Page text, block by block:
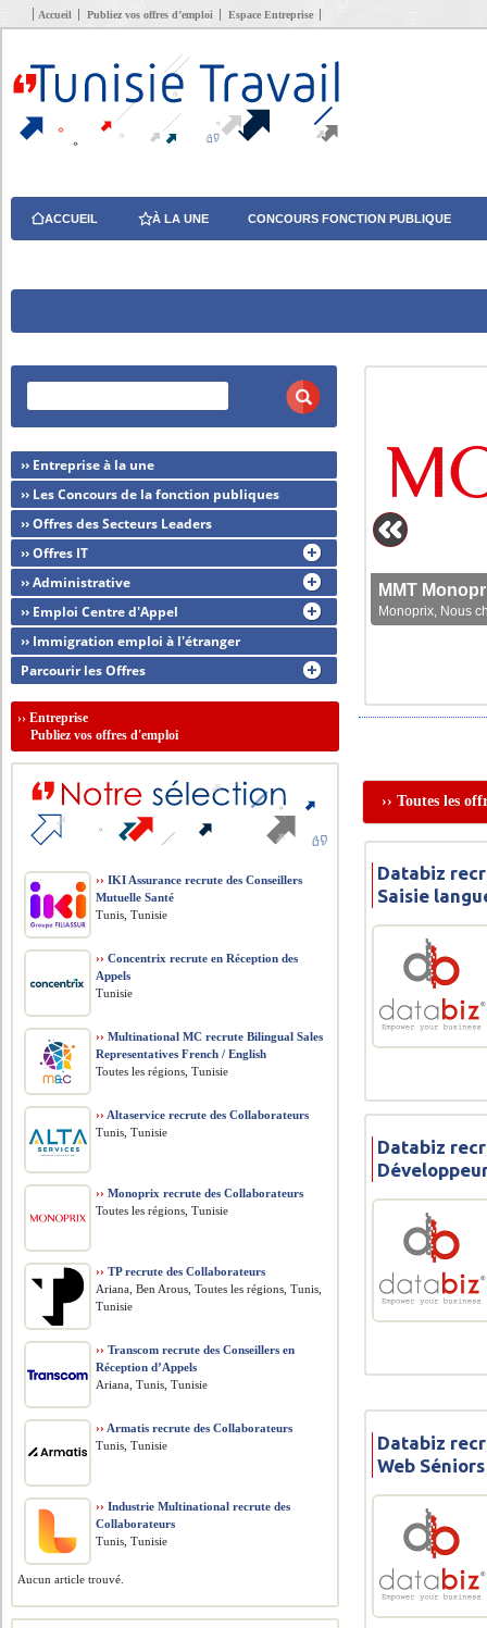
Accueil Publiez vos offres d’emploi Espace Entreprise
ACCUEIL À LA UNE CONCOURS FONCTION PUBLIQUE
MMT
Monoprix, Nous
›› Toutes les
Databiz
Saisie
Databiz
Databiz
Web Séniors
›› Entreprise à la une
›› Les Concours de la fonction publiques
›› Offres des Secteurs Leaders
›› Offres IT
›› Administrative
›› Emploi Centre d'Appel
›› Immigration emploi à l'étranger
Parcourir les Offres
››Entreprise
Publiez vos offres d'emploi
›› IKI Assurance recrute des Conseillers
Mutuelle Santé
Tunis, Tunisie
›› Concentrix recrute en Réception des
Appels
Tunisie
›› Multinational MC recrute Bilingual Sales
Representatives French / English
Toutes les régions, Tunisie
›› Altaservice recrute des Collaborateurs
Tunis, Tunisie
›› Monoprix recrute des Collaborateurs
Toutes les régions, Tunisie
›› TP recrute des Collaborateurs
Ariana, Ben Arous, Toutes les régions, Tunis,
Tunisie
›› Transcom recrute des Conseillers en
Réception d’Appels
Ariana, Tunis, Tunisie
›› Armatis recrute des Collaborateurs
Tunis, Tunisie
›› Industrie Multinational recrute des
Collaborateurs
Tunis, Tunisie
Aucun article trouvé.